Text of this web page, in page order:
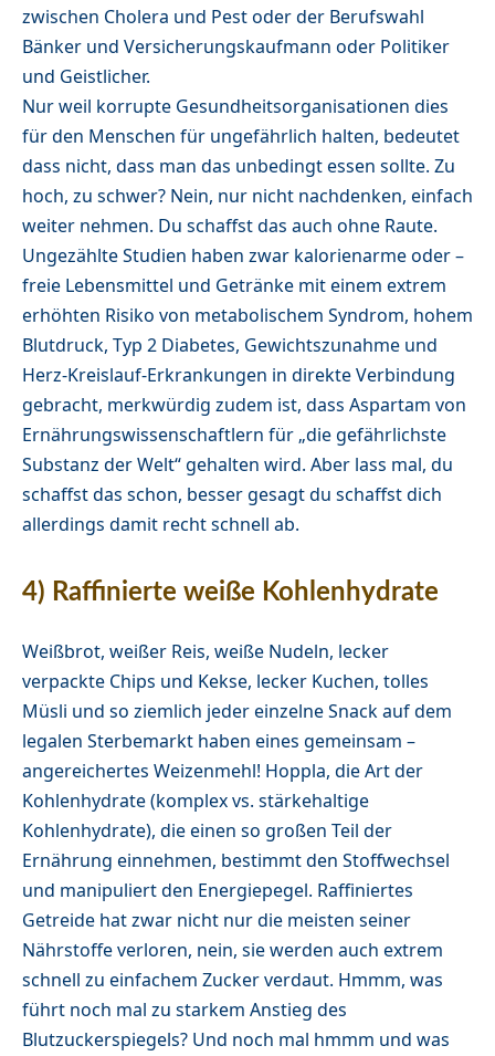
zwischen Cholera und Pest oder der Berufswahl
Bänker und Versicherungskaufmann oder Politiker
und Geistlicher.
Nur weil korrupte Gesundheitsorganisationen dies
für den Menschen für ungefährlich halten, bedeutet
dass nicht, dass man das unbedingt essen sollte. Zu
hoch, zu schwer? Nein, nur nicht nachdenken, einfach
weiter nehmen. Du schaffst das auch ohne Raute.
Ungezählte Studien haben zwar kalorienarme oder –
freie Lebensmittel und Getränke mit einem extrem
erhöhten Risiko von metabolischem Syndrom, hohem
Blutdruck, Typ 2 Diabetes, Gewichtszunahme und
Herz-Kreislauf-Erkrankungen in direkte Verbindung
gebracht, merkwürdig zudem ist, dass Aspartam von
Ernährungswissenschaftlern für „die gefährlichste
Substanz der Welt“ gehalten wird. Aber lass mal, du
schaffst das schon, besser gesagt du schaffst dich
allerdings damit recht schnell ab.
4) Raffinierte weiße Kohlenhydrate
Weißbrot, weißer Reis, weiße Nudeln, lecker
verpackte Chips und Kekse, lecker Kuchen, tolles
Müsli und so ziemlich jeder einzelne Snack auf dem
legalen Sterbemarkt haben eines gemeinsam –
angereichertes Weizenmehl! Hoppla, die Art der
Kohlenhydrate (komplex vs. stärkehaltige
Kohlenhydrate), die einen so großen Teil der
Ernährung einnehmen, bestimmt den Stoffwechsel
und manipuliert den Energiepegel. Raffiniertes
Getreide hat zwar nicht nur die meisten seiner
Nährstoffe verloren, nein, sie werden auch extrem
schnell zu einfachem Zucker verdaut. Hmmm, was
führt noch mal zu starkem Anstieg des
Blutzuckerspiegels? Und noch mal hmmm und was